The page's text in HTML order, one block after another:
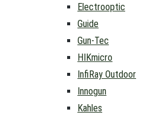
Electrooptic
Guide
Gun-Tec
HIKmicro
InfiRay Outdoor
Innogun
Kahles